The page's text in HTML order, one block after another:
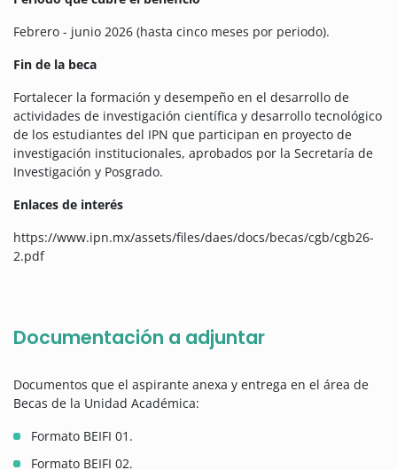
Febrero - junio 2026 (hasta cinco meses por periodo).
Fin de la beca
Fortalecer la formación y desempeño en el desarrollo de
actividades de investigación científica y desarrollo tecnológico
de los estudiantes del IPN que participan en proyecto de
investigación institucionales, aprobados por la Secretaría de
Investigación y Posgrado.
Enlaces de interés
https://www.ipn.mx/assets/files/daes/docs/becas/cgb/cgb26-
2.pdf
Documentación a adjuntar
Documentos que el aspirante anexa y entrega en el área de
Becas de la Unidad Académica:
Formato BEIFI 01.
Formato BEIFI 02.